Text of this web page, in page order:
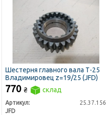
Шестерня главного вала Т-25
Владимировец z=19/25 (JFD)
770 ₴ склад
Артикул:
25.37.156
JFD